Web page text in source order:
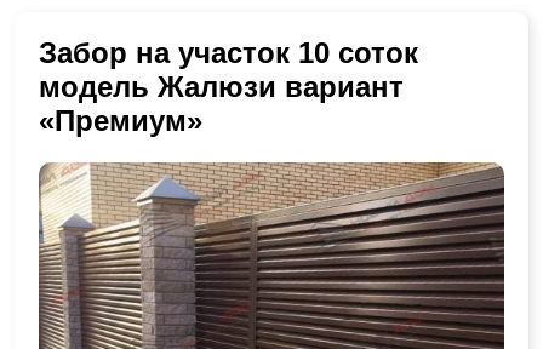
Забор на участок 10 соток
модель Жалюзи вариант
«Премиум»